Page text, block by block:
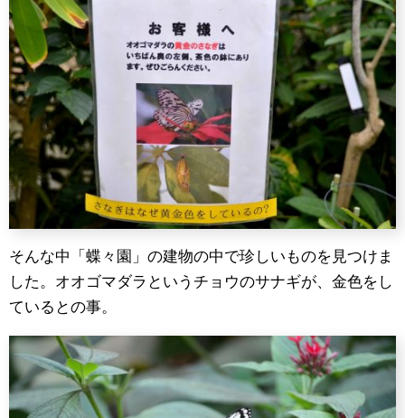
そんな中「蝶々園」の建物の中で珍しいものを見つけま
した。オオゴマダラというチョウのサナギが、金色をし
ているとの事。